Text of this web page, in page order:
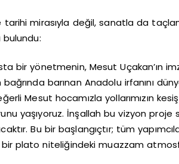
tarihi mirasıyla değil, sanatla da
bulundu:
bir yönetmenin, Mesut Uçakan’ın
bağrında barınan Anadolu irfanını
Mesut hocamızla yollarımızın
yaşıyoruz. İnşallah bu vizyon
Bu bir başlangıçtır; tüm
bir plato niteliğindeki muazzam